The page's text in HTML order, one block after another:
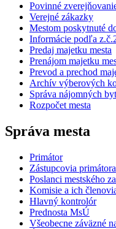
Povinné
Verejné zákazky
Mestom poskytnuté
Informácie podľa
Predaj majetku mesta
Prenájom majetku
Prevod a prechod
Archív výberových
Správa nájomných
Rozpočet mesta
Správa mesta
Primátor
Zástupcovia primátora
Poslanci mestského
Komisie a ich
Hlavný kontrolór
Prednosta MsÚ
Všeobecne záväzné